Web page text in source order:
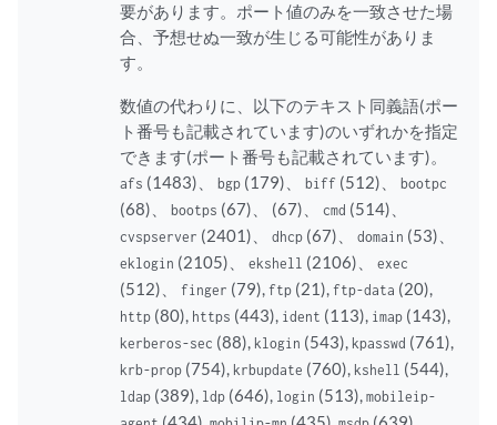
要があります。ポート値のみを一致させた場
合、予想せぬ一致が生じる可能性がありま
す。
数値の代わりに、以下のテキスト同義語(ポー
ト番号も記載されています)のいずれかを指定
できます(ポート番号も記載されています)。
afs (1483)、bgp (179)、biff (512)、bootpc
(68)、bootps (67)、 (67)、cmd (514)、
cvspserver (2401)、dhcp (67)、domain (53)、
eklogin (2105)、ekshell (2106)、exec
(512)、finger (79),ftp (21),ftp-data (20),
http (80), https (443), ident (113), imap (143),
kerberos-sec (88), klogin (543), kpasswd (761),
krb-prop (754), krbupdate (760), kshell (544),
ldap (389), ldp (646), login (513),mobileip-